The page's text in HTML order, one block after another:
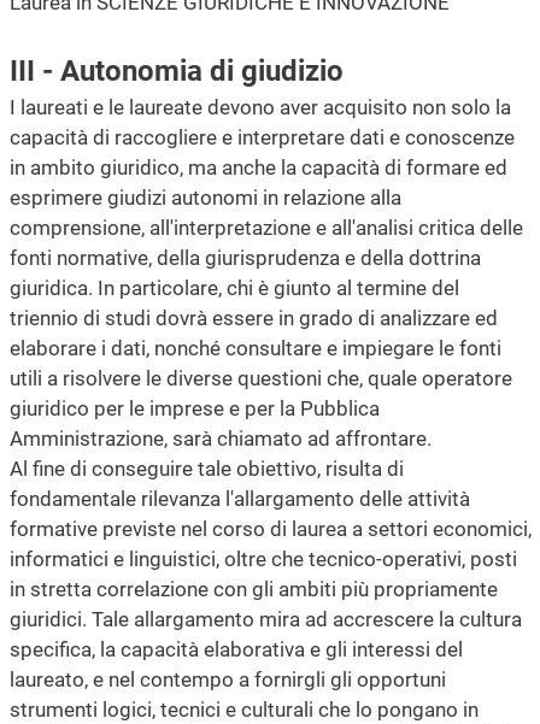
III - Autonomia di giudizio
I laureati e le laureate devono aver acquisito non solo la
capacità di raccogliere e interpretare dati e conoscenze
in ambito giuridico, ma anche la capacità di formare ed
esprimere giudizi autonomi in relazione alla
comprensione, all'interpretazione e all'analisi critica delle
fonti normative, della giurisprudenza e della dottrina
giuridica. In particolare, chi è giunto al termine del
triennio di studi dovrà essere in grado di analizzare ed
elaborare i dati, nonché consultare e impiegare le fonti
utili a risolvere le diverse questioni che, quale operatore
giuridico per le imprese e per la Pubblica
Amministrazione, sarà chiamato ad affrontare.
Al fine di conseguire tale obiettivo, risulta di
fondamentale rilevanza l'allargamento delle attività
formative previste nel corso di laurea a settori economici,
informatici e linguistici, oltre che tecnico-operativi, posti
in stretta correlazione con gli ambiti più propriamente
giuridici. Tale allargamento mira ad accrescere la cultura
specifica, la capacità elaborativa e gli interessi del
laureato, e nel contempo a fornirgli gli opportuni
strumenti logici, tecnici e culturali che lo pongano in